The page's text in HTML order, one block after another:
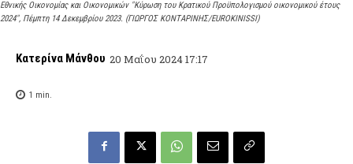
Εθνικής Οικονομίας και Οικονομικών "Κύρωση του Κρατικού Προϋπολογισμού οικονομικού έτους
2024", Πέμπτη 14 Δεκεμβρίου 2023. (ΓΙΩΡΓΟΣ ΚΟΝΤΑΡΙΝΗΣ/EUROKINISSI)
Κατερίνα Μάνθου 20 Μαΐου 2024 17:17
1 min.